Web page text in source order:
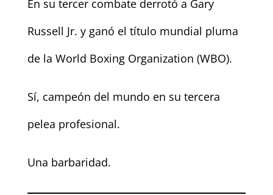
En su tercer combate derrotó a Gary
Russell Jr. y ganó el título mundial pluma
de la World Boxing Organization (WBO).
Sí, campeón del mundo en su tercera
pelea profesional.
Una barbaridad.